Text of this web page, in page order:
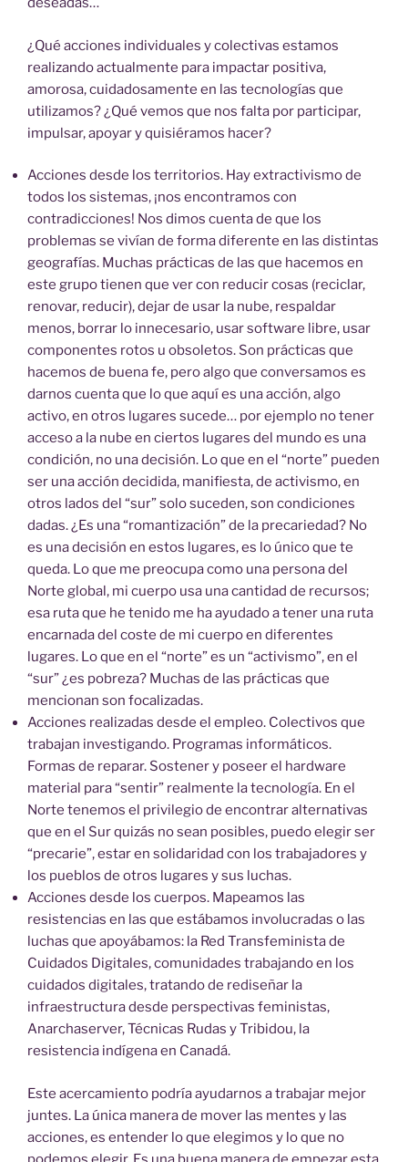
¿Qué acciones individuales y colectivas estamos
realizando actualmente para impactar positiva,
amorosa, cuidadosamente en las tecnologías que
utilizamos? ¿Qué vemos que nos falta por participar,
impulsar, apoyar y quisiéramos hacer?
Acciones desde los territorios. Hay extractivismo de
todos los sistemas, ¡nos encontramos con
contradicciones! Nos dimos cuenta de que los
problemas se vivían de forma diferente en las distintas
geografías. Muchas prácticas de las que hacemos en
este grupo tienen que ver con reducir cosas (reciclar,
renovar, reducir), dejar de usar la nube, respaldar
menos, borrar lo innecesario, usar software libre, usar
componentes rotos u obsoletos. Son prácticas que
hacemos de buena fe, pero algo que conversamos es
darnos cuenta que lo que aquí es una acción, algo
activo, en otros lugares sucede… por ejemplo no tener
acceso a la nube en ciertos lugares del mundo es una
condición, no una decisión. Lo que en el “norte” pueden
ser una acción decidida, manifiesta, de activismo, en
otros lados del “sur” solo suceden, son condiciones
dadas. ¿Es una “romantización” de la precariedad? No
es una decisión en estos lugares, es lo único que te
queda. Lo que me preocupa como una persona del
Norte global, mi cuerpo usa una cantidad de recursos;
esa ruta que he tenido me ha ayudado a tener una ruta
encarnada del coste de mi cuerpo en diferentes
lugares. Lo que en el “norte” es un “activismo”, en el
“sur” ¿es pobreza? Muchas de las prácticas que
mencionan son focalizadas.
Acciones realizadas desde el empleo. Colectivos que
trabajan investigando. Programas informáticos.
Formas de reparar. Sostener y poseer el hardware
material para “sentir” realmente la tecnología. En el
Norte tenemos el privilegio de encontrar alternativas
que en el Sur quizás no sean posibles, puedo elegir ser
“precarie”, estar en solidaridad con los trabajadores y
los pueblos de otros lugares y sus luchas.
Acciones desde los cuerpos. Mapeamos las
resistencias en las que estábamos involucradas o las
luchas que apoyábamos: la Red Transfeminista de
Cuidados Digitales, comunidades trabajando en los
cuidados digitales, tratando de rediseñar la
infraestructura desde perspectivas feministas,
Anarchaserver, Técnicas Rudas y Tribidou, la
resistencia indígena en Canadá.
Este acercamiento podría ayudarnos a trabajar mejor
juntes. La única manera de mover las mentes y las
acciones, es entender lo que elegimos y lo que no